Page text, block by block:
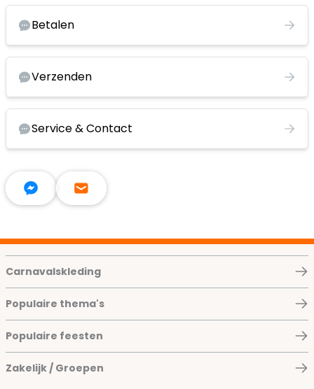
Betalen
Verzenden
Service & Contact
Carnavalskleding
Populaire thema's
Populaire feesten
Zakelijk / Groepen